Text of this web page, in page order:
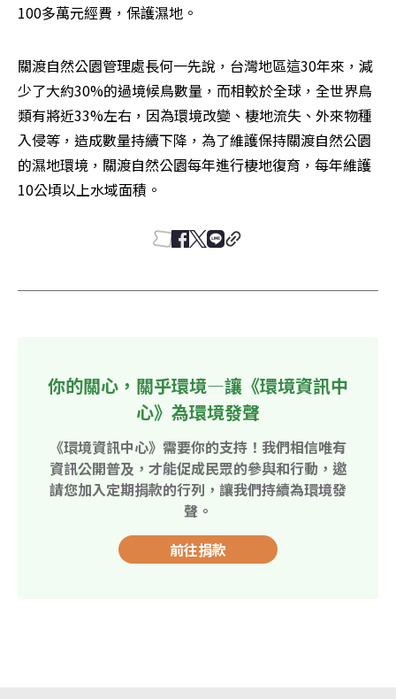
100多萬元經費，保護濕地。
關渡自然公園管理處長何一先說，台灣地區這30年來，減
少了大約30%的過境候鳥數量，而相較於全球，全世界鳥
類有將近33%左右，因為環境改變、棲地流失、外來物種
入侵等，造成數量持續下降，為了維護保持關渡自然公園
的濕地環境，關渡自然公園每年進行棲地復育，每年維護
10公頃以上水域面積。
你的關心，關乎環境—讓《環境資訊中
心》為環境發聲
《環境資訊中心》需要你的支持！我們相信唯有
資訊公開普及，才能促成民眾的參與和行動，邀
請您加入定期捐款的行列，讓我們持續為環境發
聲。
前往捐款